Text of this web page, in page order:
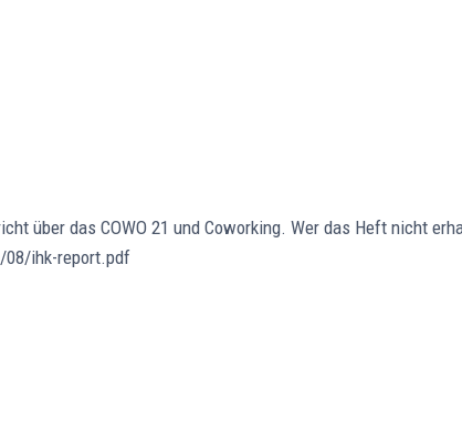
über das COWO 21 und Coworking. Wer das Heft nicht
08/ihk-report.pdf